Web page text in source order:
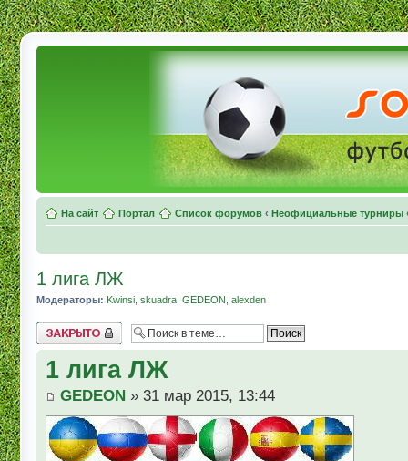
На сайт Портал Список форумов ‹ Неофициальные турниры
1 лига ЛЖ
Модераторы: Kwinsi skuadra GEDEON alexden
Topic locked
1 лига ЛЖ
GEDEON » 31 мар 2015, 13:44